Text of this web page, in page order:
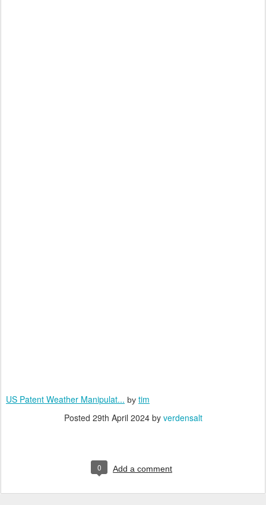
US Patent Weather Manipulat... by tim
Posted 29th April 2024by verdensalt
0 Add a comment